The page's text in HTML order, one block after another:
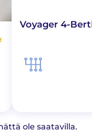
Voyager 4-
ole saatavilla.